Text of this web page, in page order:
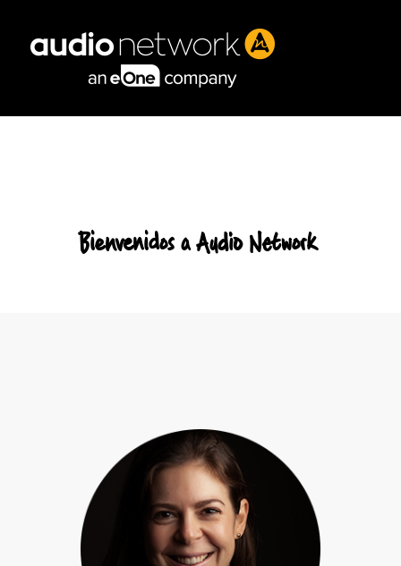
Bienvenidos a Audio Network